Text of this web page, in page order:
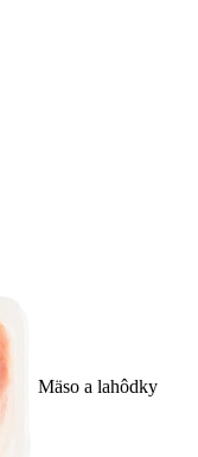
Mäso a lahôdky